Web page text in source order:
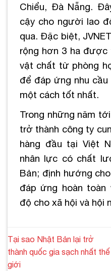
Chiểu, Đà Nẵng.
cậy cho người lao
qua. Đặc biệt,
rộng hơn 3 ha
vật chất từ phòng
để đáp ứng nhu
một cách tốt nhất.
Trong những năm
trở thành công ty
hàng đầu tại Việt
nhân lực có chất
Bản; định hướng
đáp ứng hoàn toàn
độ cho xã hội và hội
Tại sao Nhật Bản lại trở
thành quốc gia sạch nhất thế
giới